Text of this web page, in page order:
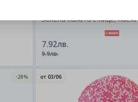
Зелена салата с яйце, нас.кг
7.92лв.
9.9лв.
-28%
от 03/06